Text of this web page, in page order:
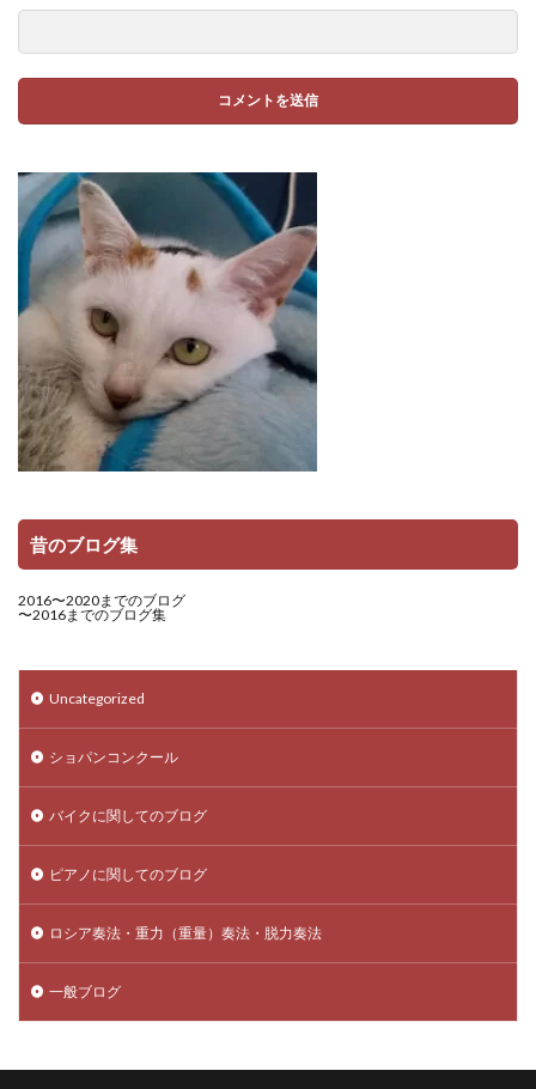
昔のブログ集
2016〜2020までのブログ
〜2016までのブログ集
Uncategorized
ショパンコンクール
バイクに関してのブログ
ピアノに関してのブログ
ロシア奏法・重力（重量）奏法・脱力奏法
一般ブログ